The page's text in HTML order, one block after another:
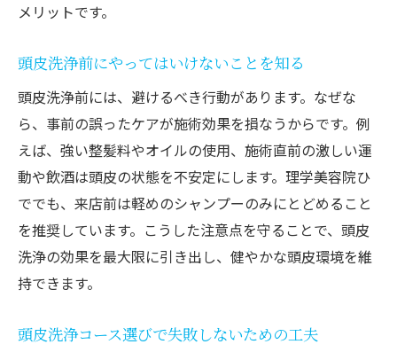
メリットです。
頭皮洗浄前にやってはいけないことを知る
頭皮洗浄前には、避けるべき行動があります。なぜな
ら、事前の誤ったケアが施術効果を損なうからです。例
えば、強い整髪料やオイルの使用、施術直前の激しい運
動や飲酒は頭皮の状態を不安定にします。理学美容院ひ
ででも、来店前は軽めのシャンプーのみにとどめること
を推奨しています。こうした注意点を守ることで、頭皮
洗浄の効果を最大限に引き出し、健やかな頭皮環境を維
持できます。
頭皮洗浄コース選びで失敗しないための工夫